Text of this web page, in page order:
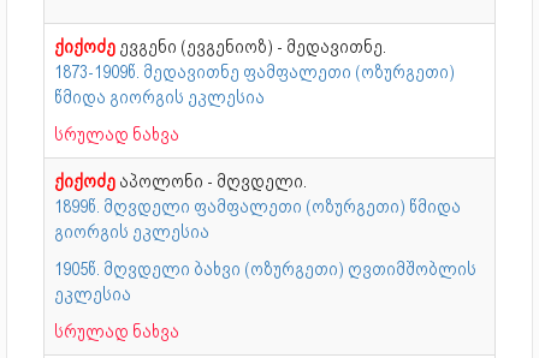
ქიქოძე ევგენი (ევგენიოზ) - მედავითნე.
1873-1909წ. მედავითნე ფამფალეთი (ოზურგეთი)
წმიდა გიორგის ეკლესია
სრულად ნახვა
ქიქოძე აპოლონი - მღვდელი.
1899წ. მღვდელი ფამფალეთი (ოზურგეთი) წმიდა
გიორგის ეკლესია
1905წ. მღვდელი ბახვი (ოზურგეთი) ღვთიმშობლის
ეკლესია
სრულად ნახვა